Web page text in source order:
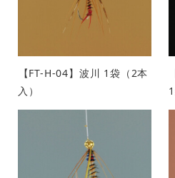
【FT-H-04】波川 1袋（2本
入）